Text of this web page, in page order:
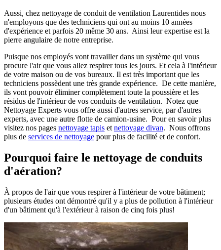
Aussi, chez nettoyage de conduit de ventilation Laurentides nous
n'employons que des techniciens qui ont au moins 10 années
d'expérience et parfois 20 même 30 ans. Ainsi leur expertise est la
pierre angulaire de notre entreprise.
Puisque nos employés vont travailler dans un système qui vous
procure l'air que vous allez respirer tous les jours. Et cela à l'intérieur
de votre maison ou de vos bureaux. Il est très important que les
techniciens possèdent une très grande expérience. De cette manière,
ils vont pouvoir éliminer complètement toute la poussière et les
résidus de l'intérieur de vos conduits de ventilation. Notez que
Nettoyage Experts vous offre aussi d'autres service, par d'autres
experts, avec une autre flotte de camion-usine. Pour en savoir plus
visitez nos pages nettoyage tapis et nettoyage divan. Nous offrons
plus de services de nettoyage pour plus de facilité et de confort.
Pourquoi faire le nettoyage de conduits
d'aération?
À propos de l'air que vous respirer à l'intérieur de votre bâtiment;
plusieurs études ont démontré qu'il y a plus de pollution à l'intérieur
d'un bâtiment qu'à l'extérieur à raison de cinq fois plus!